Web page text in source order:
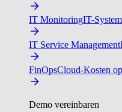
IT MonitoringIT-
IT Service Management
FinOpsCloud-Kosten
Demo vereinbaren